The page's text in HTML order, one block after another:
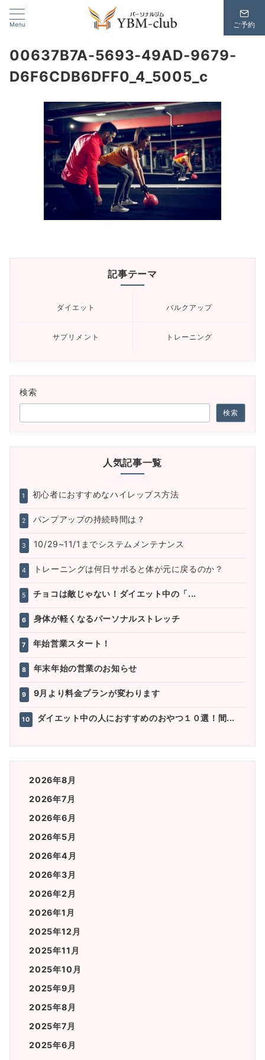
Menu ご予約
00637B7A-5693-49AD-9679-
D6F6CDB6DFF0_4_5005_c
記事テーマ
ダイエット バルクアップ
サプリメント トレーニング
検索
検索
人気記事一覧
1 初心者におすすめなハイレップス方法
2 パンプアップの持続時間は？
3 10/29~11/1までシステムメンテナンス
4 トレーニングは何日サボると体が元に戻るのか？
5 チョコは敵じゃない！ダイエット中の「...
6 身体が軽くなるパーソナルストレッチ
7 年始営業スタート！
8 年末年始の営業のお知らせ
9 9月より料金プランが変わります
10 ダイエット中の人におすすめのおやつ１０選！間...
2026年8月
2026年7月
2026年6月
2026年5月
2026年4月
2026年3月
2026年2月
2026年1月
2025年12月
2025年11月
2025年10月
2025年9月
2025年8月
2025年7月
2025年6月